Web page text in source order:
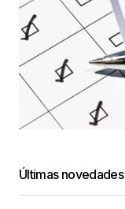
Últimas novedades